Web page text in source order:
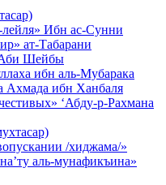
лейля» Ибн ас-Сунни
ат-Табарани
Шейбы
ибн аль-Мубарака
Ахмада ибн Ханбаля
‘Абду-р-Рахмана
/хиджама/»
аль-мунафикъина»